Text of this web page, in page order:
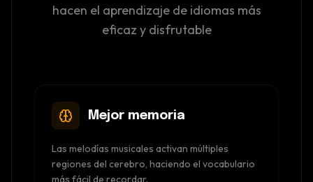
hacen el aprendizaje de idiomas más
eficaz y disfrutable
Mejor memoria
Las melodías musicales activan múltiples
regiones del cerebro, haciendo el vocabulario
más fácil de recordar.